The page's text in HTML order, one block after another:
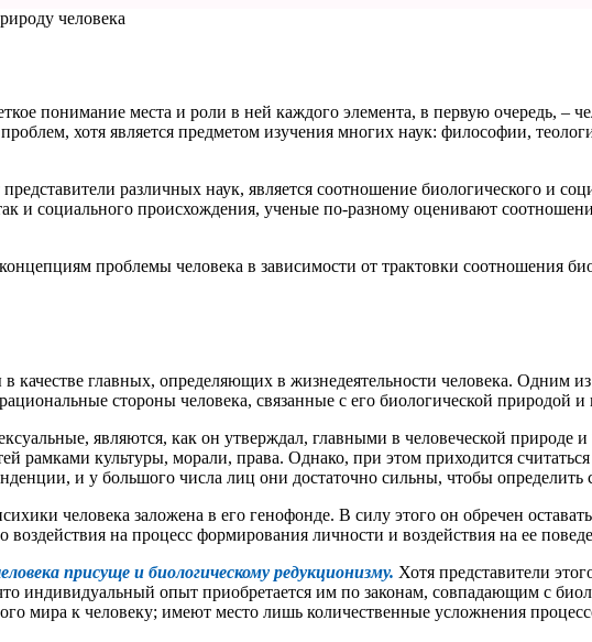
человека
понимание места и роли в ней каждого элемента, в первую очередь, –
хотя является предметом изучения многих наук: философии,
различных наук, является соотношение биологического и
и социального происхождения, ученые по-разному оценивают
проблемы человека в зависимости от трактовки соотношения
качестве главных, определяющих в жизнедеятельности человека. Одним
стороны человека, связанные с его биологической природой и
являются, как он утверждал, главными в человеческой природе
рамками культуры, морали, права. Однако, при этом приходится
и у большого числа лиц они достаточно сильны, чтобы
человека заложена в его генофонде. В силу этого он обречен
на процесс формирования личности и воздействия на ее
присуще и биологическому редукционизму. Хотя представители
индивидуальный опыт приобретается им по законам, совпадающим с
мира к человеку; имеют место лишь количественные усложнения